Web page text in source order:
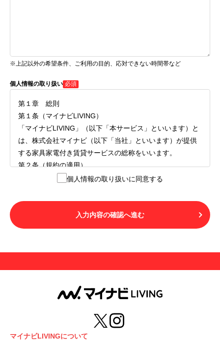
※上記以外の希望条件、ご利用の目的、応対できない時間帯など
個人情報の取り扱い 必須
第１章 総則
第１条（マイナビLIVING）
「マイナビLIVING」（以下「本サービス」といいます）と
は、株式会社マイナビ（以下「当社」といいます）が提供
する家具家電付き賃貸サービスの総称をいいます。
第２条（規約の適用）
１.本サービスを利用する者（以下「利用者」といいます）
LIVINGご契約にあたり取得する個人情報の取り扱いについ
て」の内容をすべて承諾したものとみなされます。不承諾
の意思表示は、本サービスを利用しないことをもってのみ
用することはできません。
第３条（用語の定義）
１.「本サ―ビス」とは、第１章第１条で規定する当社が運
営するマイナビLIVINGを意味します。
２.「利用者」とは、第１章第２条に規定する本サービスを
利用する個人を意味します。
個人情報の取り扱いに同意する
入力内容の確認へ進む
マイナビLIVINGについて